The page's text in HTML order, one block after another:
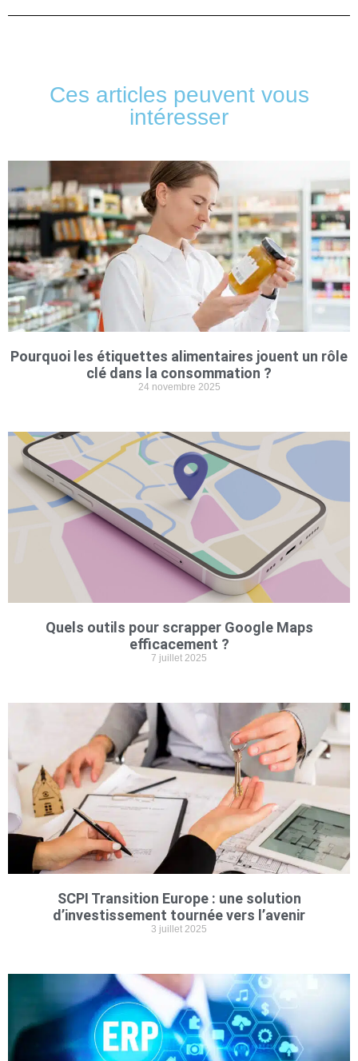
Ces articles peuvent vous
intéresser
Pourquoi les étiquettes alimentaires jouent un rôle
clé dans la consommation ?
24 novembre 2025
Quels outils pour scrapper Google Maps
efficacement ?
7 juillet 2025
SCPI Transition Europe : une solution
d’investissement tournée vers l’avenir
3 juillet 2025